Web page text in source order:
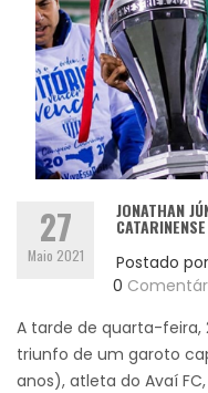
27
Maio 2021
JONATHAN
Postado por
0
A tarde de quarta-feira,
triunfo de um garoto
anos), atleta do Avaí